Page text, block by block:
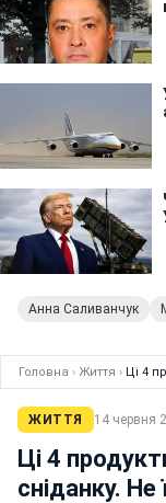
Анна Саливанчук
Головна › Життя › Ці 4
ЖИТТЯ 14 червня
Ці 4
сніданку.